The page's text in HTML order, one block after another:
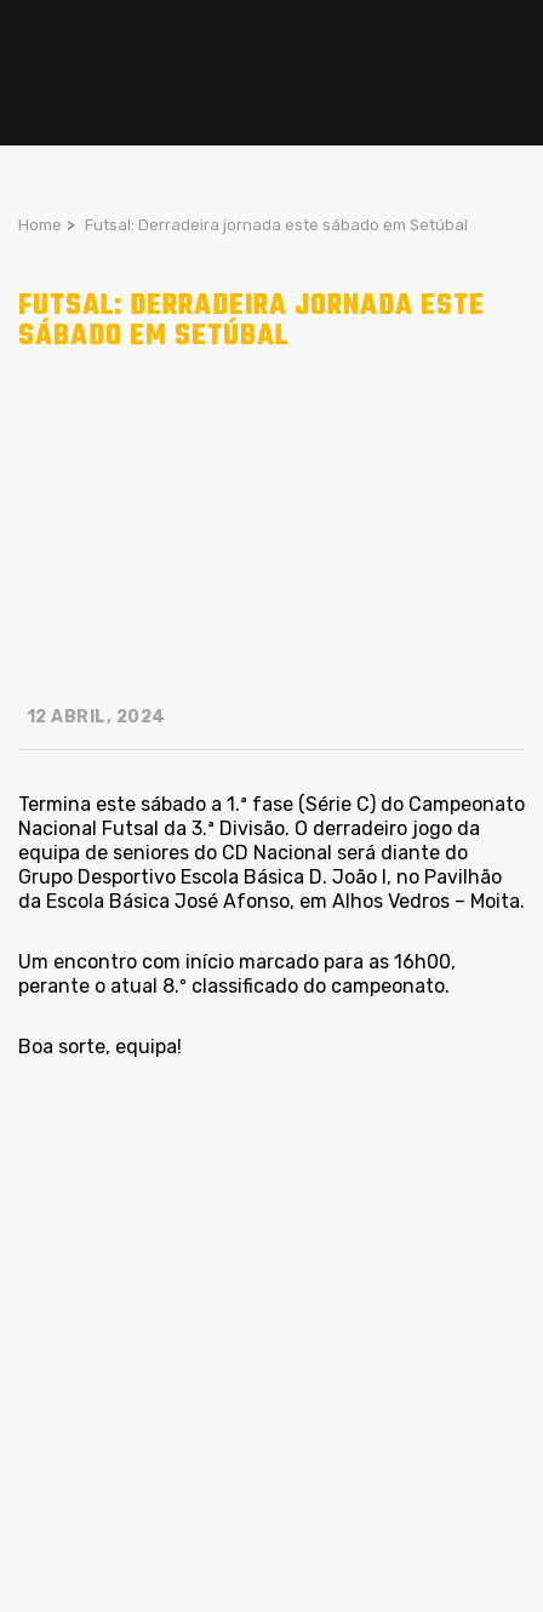
Home > Futsal: Derradeira jornada este sábado em Setúbal
FUTSAL: DERRADEIRA JORNADA ESTE
SÁBADO EM SETÚBAL
12 ABRIL, 2024
Termina este sábado a 1.ª fase (Série C) do Campeonato
Nacional Futsal da 3.ª Divisão. O derradeiro jogo da
equipa de seniores do CD Nacional será diante do
Grupo Desportivo Escola Básica D. João I, no Pavilhão
da Escola Básica José Afonso, em Alhos Vedros – Moita.
Um encontro com início marcado para as 16h00,
perante o atual 8.º classificado do campeonato.
Boa sorte, equipa!